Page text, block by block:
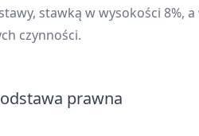
stawką w wysokości 8%,
czynności.
prawna